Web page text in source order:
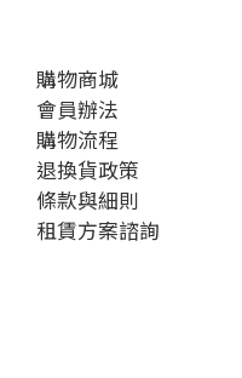
購物商城
會員辦法
購物流程
退換貨政策
條款與細則
租賃方案諮詢